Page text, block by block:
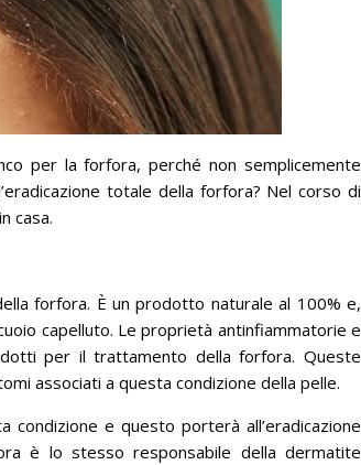
per la forfora, perché non semplicemente
totale della forfora? Nel corso di
casa.
forfora. È un prodotto naturale al 100% e,
capelluto. Le proprietà antinfiammatorie e
per il trattamento della forfora. Queste
associati a questa condizione della pelle.
condizione e questo porterà all’eradicazione
è lo stesso responsabile della dermatite